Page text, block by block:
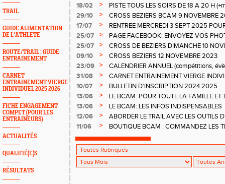
TRAIL
GUIDE ALIMENTATION
DE L'ATHLETE
ROUTE/TRAIL : GUIDE
ENTRAINEMENT
CARNET
ENTRAINEMENT VIERGE
INDIVIDUEL 2025 2026
FICHE ENGAGEMENT
COMPET (POUR LES
ENTRAINEURS)
ACTUALITÉS
QUALIFIÉ(E)S
RÉSULTATS
18/02 >
PISTE TOUS LES SOIRS DE 18 A 20 H
MUSCU SAMEDI +SORTIES NATURE
29/10 >
CROSS BEZIERS BCAM 9 NOVEMBRE
17/07
>
RENTREE MERCREDI 3 SEPT 2025
25/07
>
PAGE FACEBOOK: ENVOYEZ VOS
25/07
>
CROSS DE BEZIERS DIMANCHE 10
09/10
>
CROSS BEZIERS 12 NOVEMBRE 2023
23/09
>
CALENDRIER ANNUEL (compétitions,
club, etc)
31/08 >
CARNET ENTRAINEMENT VIERGE
10/07
>
BULLETIN D’INSCRIPTION 2024 2025
13/06
>
LE BCAM: POUR TOUTE LA FAMILLE ET
PISTE AU TRAIL
13/06 >
LE BCAM: LES INFOS INDISPENSABLES
12/06
>
ABORDER LE TRAIL AVEC LES OUTILS
11/06
> BOUTIQUE BCAM : COMMANDEZ LES